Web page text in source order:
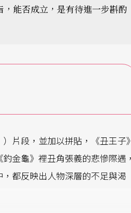
能否成立，是有待進一步斟酌
片段，並加以拼貼，《丑王子》
金龜》裡丑角張義的悲慘際遇，
都反映出人物深層的不足與渴